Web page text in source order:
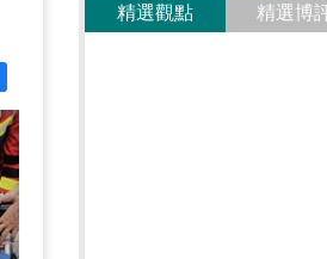
精選觀點
精選博